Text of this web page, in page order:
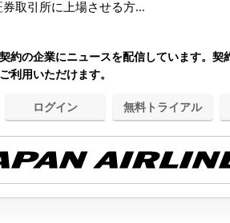
取引所に上場させる方...
約の企業にニュースを配信しています。契
利用いただけます。
ログイン 無料トライアル